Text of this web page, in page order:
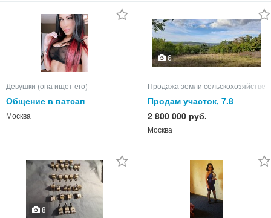
Девушки (она ищет его)
Общение в ватсап
Москва
6
Продажа земли
Продам участок, 7.8
2 800 000 руб.
Москва
8